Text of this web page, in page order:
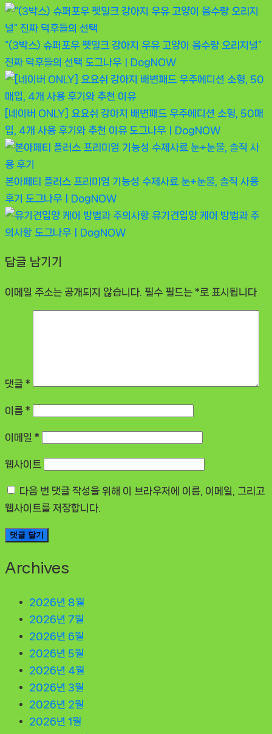
“(3박스) 슈퍼포우 펫밀크 강아지 우유 고양이 음수량 오리지널”
진짜 덕후들의 선택 도그나우ㅣDogNOW
[네이버 ONLY] 요요쉬 강아지 배변패드 우주에디션 소형, 50매
입, 4개 사용 후기와 추천 이유 도그나우ㅣDogNOW
본아페티 플러스 프리미엄 기능성 수제사료 눈+눈물, 솔직 사용
후기
도그나우ㅣDogNOW
유기견입양 케어 방법과 주
의사항 도그나우ㅣDogNOW
답글 남기기
이메일 주소는 공개되지 않습니다. 필수 필드는 *로 표시됩니다
댓글 *
이름 *
이메일 *
웹사이트
다음 번 댓글 작성을 위해 이 브라우저에 이름, 이메일, 그리고
웹사이트를 저장합니다.
Archives
2026년 8월
2026년 7월
2026년 6월
2026년 5월
2026년 4월
2026년 3월
2026년 2월
2026년 1월